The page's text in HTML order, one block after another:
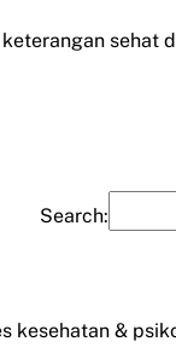
sehat
Search:
kesehatan &